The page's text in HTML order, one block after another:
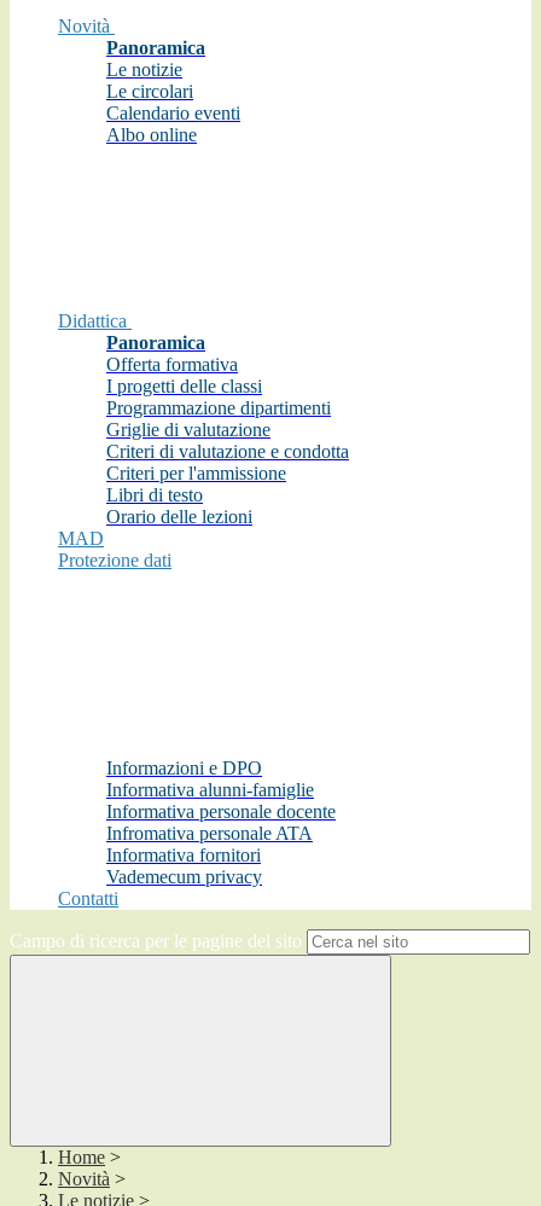
Novità
Panoramica
Le notizie
Le circolari
Calendario eventi
Albo online
Didattica
Panoramica
Offerta formativa
I progetti delle classi
Programmazione dipartimenti
Griglie di valutazione
Criteri di valutazione e condotta
Criteri per l'ammissione
Libri di testo
Orario delle lezioni
MAD
Protezione dati
Informazioni e DPO
Informativa alunni-famiglie
Informativa personale docente
Infromativa personale ATA
Informativa fornitori
Vademecum privacy
Contatti
Campo di ricerca per le pagine del sito
Home >
Novità >
Le notizie >